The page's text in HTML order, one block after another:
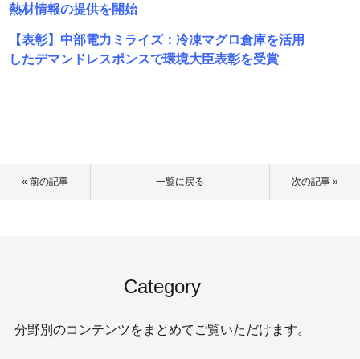
熱材情報の提供を開始
【表彰】中部電力ミライズ：冷凍マグロ倉庫を活用
したデマンドレスポンスで環境大臣表彰を受賞
« 前の記事 一覧に戻る 次の記事 »
Category
分野別のコンテンツをまとめてご覧いただけます。